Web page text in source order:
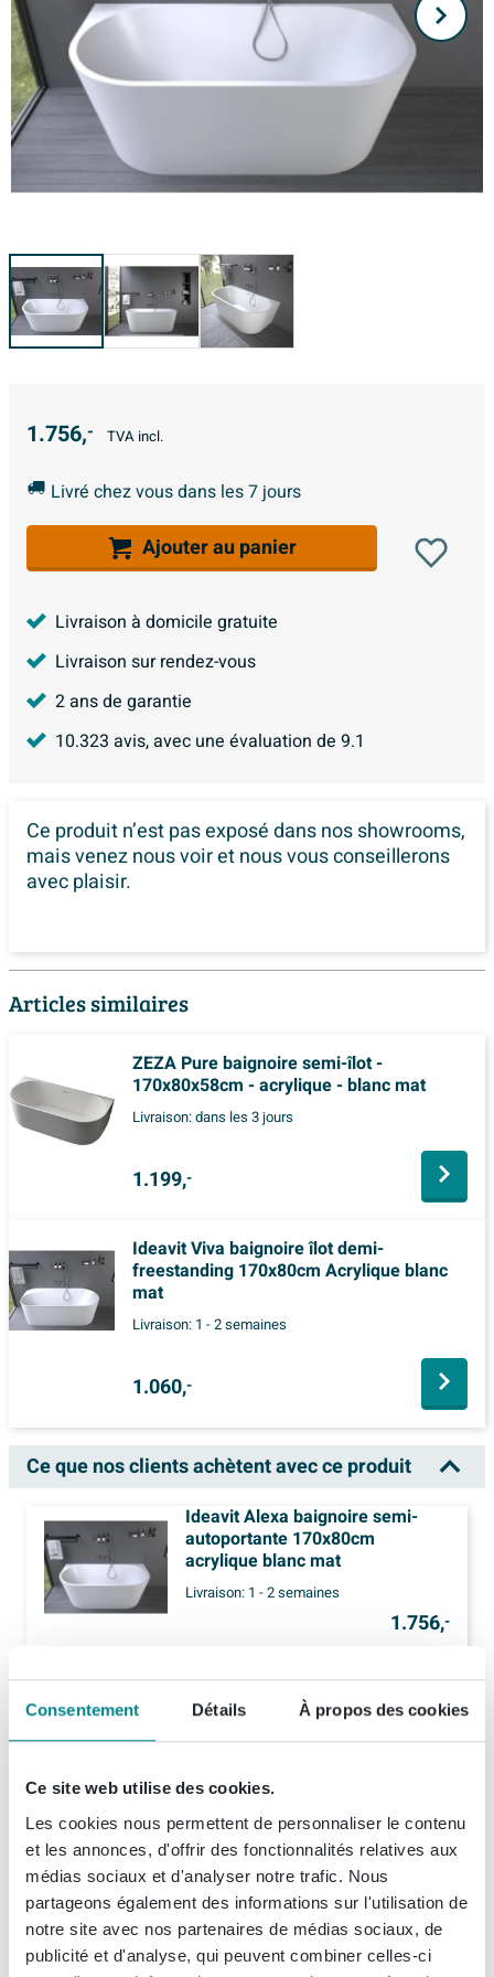
Consentement Détails À propos des cookies
Ce site web utilise des cookies.
Les cookies nous permettent de personnaliser le contenu
et les annonces, d'offrir des fonctionnalités relatives aux
médias sociaux et d'analyser notre trafic. Nous
partageons également des informations sur l'utilisation de
notre site avec nos partenaires de médias sociaux, de
publicité et d'analyse, qui peuvent combiner celles-ci
1.756,- TVA incl.
Livré chez vous dans les 7 jours
Ajouter au panier
Livraison à domicile gratuite
Livraison sur rendez-vous
2 ans de garantie
10.323 avis, avec une évaluation de 9.1
Ce produit n’est pas exposé dansnos showrooms,
mais venez nous voir et nous vous conseillerons
avec plaisir.
Articles similaires
ZEZA Pure baignoire semi-îlot -
170x80x58cm - acrylique - blanc mat
Livraison:dans les 3 jours
1.199,-
Ideavit Viva baignoire îlot demi-
freestanding 170x80cm Acrylique blanc
mat
Livraison: 1 - 2 semaines
1.060,-
Ce que nos clients achètent avec ce produit
Ideavit Alexa baignoire semi-
autoportante 170x80cm
acrylique blanc mat
Livraison: 1 - 2 semaines
1.756,-
Prix par set 1.718,20
Ajouter set au panier d'achat